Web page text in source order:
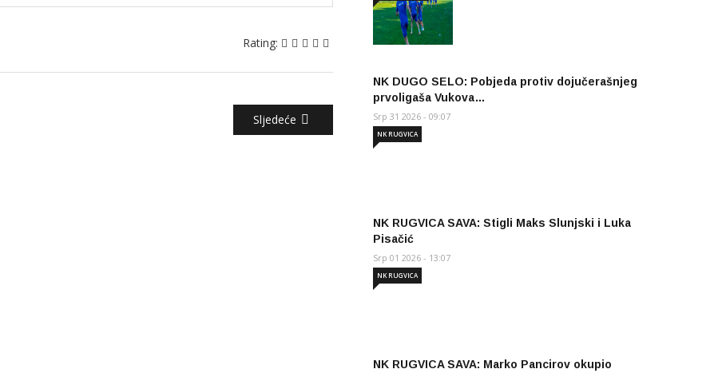
Rating:
Sljedeće
NK DUGO SELO: Pobjeda protiv dojučerašnjeg
prvoligaša Vukova…
Srp 31 2026 - 09:07
NK RUGVICA SAVA: Stigli Maks Slunjski i Luka
Pisačić
NK RUGVICA
Srp 01 2026 - 13:07
NK RUGVICA SAVA: Marko Pancirov okupio
NK RUGVICA